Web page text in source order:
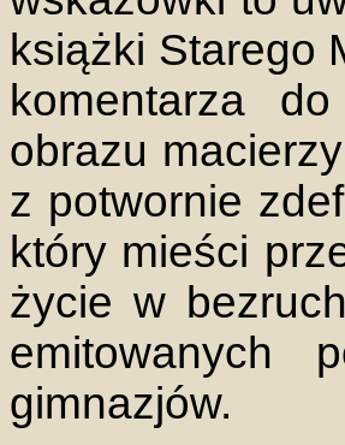
książki Starego
komentarza
obrazu
z potwornie
który mieści
życie w
emitowanych
gimnazjów.